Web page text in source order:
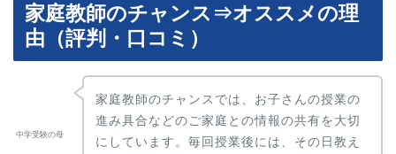
家庭教師のチャンス⇒オススメの理
由（評判・口コミ）
中学受験の母
家庭教師のチャンスでは、お子さんの授業の
進み具合などのご家庭との情報の共有を大切
にしています。毎回授業後には、その日教え